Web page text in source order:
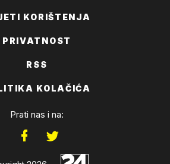
KORIŠTENJA
PRIVATNOST
RSS
KOLAČIĆA
Prati nas i na: